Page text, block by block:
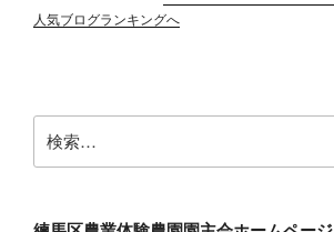
人気ブログランキングへ
索: